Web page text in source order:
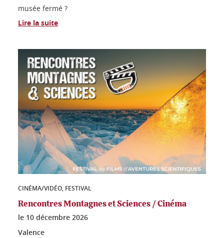
musée fermé ?
Lire la suite
CINÉMA/VIDÉO, FESTIVAL
Rencontres Montagnes et Sciences / Cinéma
le 10 décembre 2026
Valence